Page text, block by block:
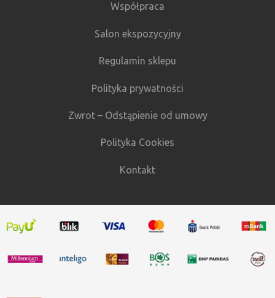
Współpraca
Salon ekspozycyjny
Regulamin sklepu
Polityka prywatności
Zwrot – Odstąpienie od umowy
Polityka Cookies
Kontakt